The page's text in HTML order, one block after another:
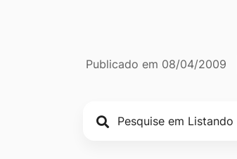
busca
Página
de
publicação
Publicado em 08/04/2009